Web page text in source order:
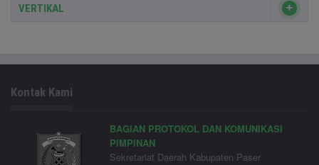
VERTIKAL
Kontak Kami
BAGIAN PROTOKOL DAN KOMUNIKASI
PIMPINAN
Sekretariat Daerah Kabupaten Paser